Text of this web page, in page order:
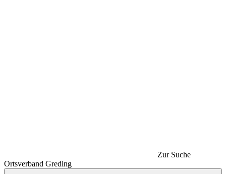
Zur Suche
Ortsverband Greding